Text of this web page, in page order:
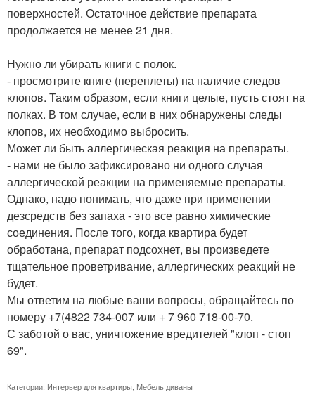
поверхностей. Остаточное действие препарата
продолжается не менее 21 дня.
Нужно ли убирать книги с полок.
- просмотрите книге (переплеты) на наличие следов
клопов. Таким образом, если книги целые, пусть стоят на
полках. В том случае, если в них обнаружены следы
клопов, их необходимо выбросить.
Может ли быть аллергическая реакция на препараты.
- нами не было зафиксировано ни одного случая
аллергической реакции на применяемые препараты.
Однако, надо понимать, что даже при применении
дезсредств без запаха - это все равно химические
соединения. После того, когда квартира будет
обработана, препарат подсохнет, вы произведете
тщательное проветривание, аллергических реакций не
будет.
Мы ответим на любые ваши вопросы, обращайтесь по
номеру +7(4822 734-007 или + 7 960 718-00-70.
С заботой о вас, уничтожение вредителей "клоп - стоп
69".
Категории: Интерьер для квартиры Мебель диваны